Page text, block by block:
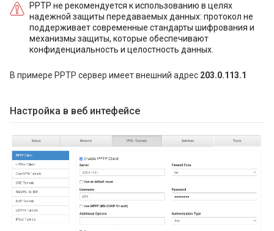
PPTP не рекомендуется к использованию в целях
надежной защиты передаваемых данных: протокол не
поддерживает современные стандарты шифрования и
механизмы защиты, которые обеспечивают
конфиденциальность и целостность данных.
В примере PPTP сервер имеет внешний адрес 203.0.113.1
Настройка в веб интефейсе